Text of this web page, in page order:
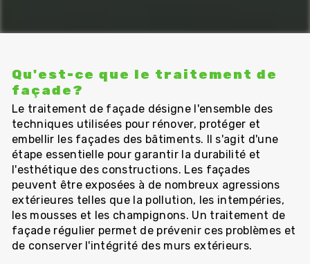
Qu'est-ce que le traitement de
façade?
Le traitement de façade désigne l'ensemble des
techniques utilisées pour rénover, protéger et
embellir les façades des bâtiments. Il s'agit d'une
étape essentielle pour garantir la durabilité et
l'esthétique des constructions. Les façades
peuvent être exposées à de nombreux agressions
extérieures telles que la pollution, les intempéries,
les mousses et les champignons. Un traitement de
façade régulier permet de prévenir ces problèmes et
de conserver l'intégrité des murs extérieurs.